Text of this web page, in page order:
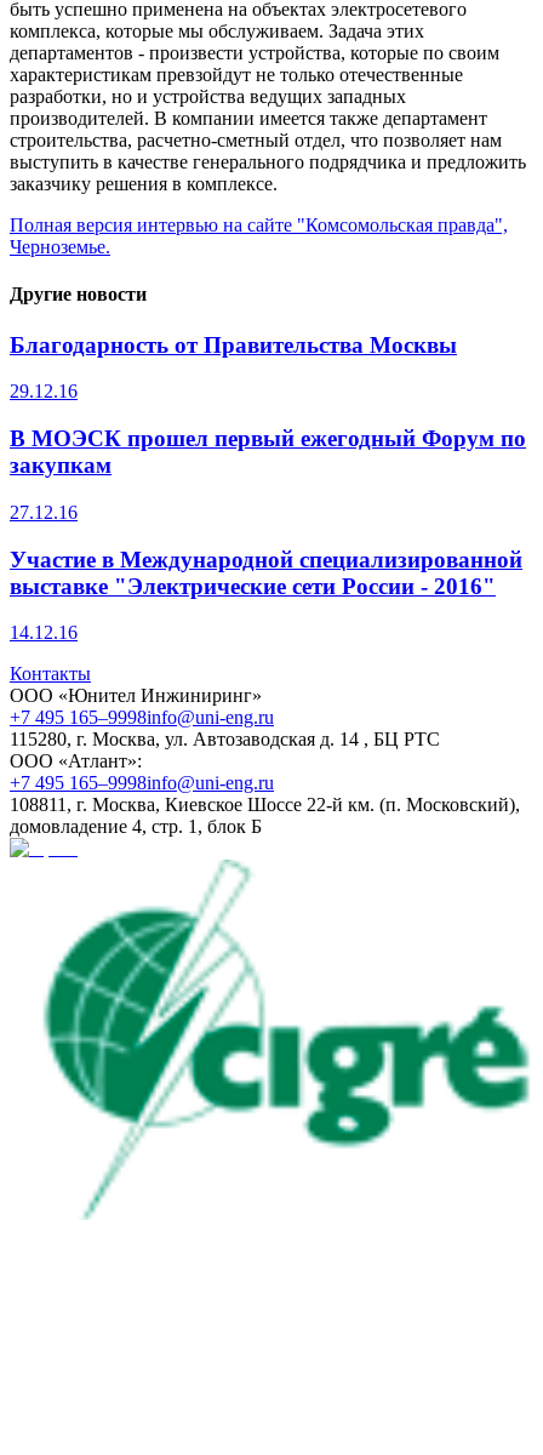
быть успешно применена на объектах электросетевого
комплекса, которые мы обслуживаем. Задача этих
департаментов - произвести устройства, которые по своим
характеристикам превзойдут не только отечественные
разработки, но и устройства ведущих западных
производителей. В компании имеется также департамент
строительства, расчетно-сметный отдел, что позволяет нам
выступить в качестве генерального подрядчика и предложить
заказчику решения в комплексе.
Полная версия интервью на сайте "Комсомольская правда",
Черноземье.
Другие новости
Благодарность от Правительства Москвы
29.12.16
В МОЭСК прошел первый ежегодный Форум по
закупкам
27.12.16
Участие в Международной специализированной
выставке "Электрические сети России - 2016"
14.12.16
Контакты
ООО «Юнител Инжиниринг»
+7 495 165–9998info@uni-eng.ru
115280, г. Москва, ул. Автозаводская д. 14 , БЦ РТС
ООО «Атлант»:
+7 495 165–9998info@uni-eng.ru
108811, г. Москва, Киевское Шоссе 22-й км. (п. Московский),
домовладение 4, стр. 1, блок Б